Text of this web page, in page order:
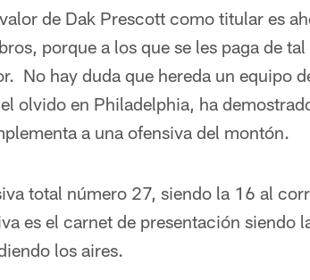
de Dak Prescott como titular es
porque a los que se les paga de
No hay duda que hereda un equipo
olvido en Philadelphia, ha
a una ofensiva del montón.
total número 27, siendo la 16 al
es el carnet de presentación siendo
los aires.